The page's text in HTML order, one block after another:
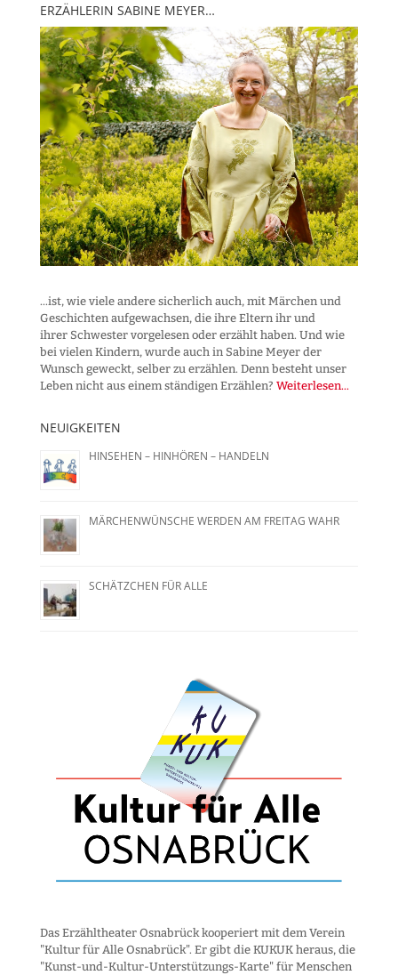
ERZÄHLERIN SABINE MEYER…
...ist, wie viele andere sicherlich auch, mit Märchen und
Geschichten aufgewachsen, die ihre Eltern ihr und
ihrer Schwester vorgelesen oder erzählt haben. Und wie
bei vielen Kindern, wurde auch in Sabine Meyer der
Wunsch geweckt, selber zu erzählen. Denn besteht unser
Leben nicht aus einem ständigen Erzählen? Weiterlesen...
NEUIGKEITEN
HINSEHEN – HINHÖREN – HANDELN
MÄRCHENWÜNSCHE WERDEN AM FREITAG WAHR
SCHÄTZCHEN FÜR ALLE
Das Erzähltheater Osnabrück kooperiert mit dem Verein
"Kultur für Alle Osnabrück". Er gibt die KUKUK heraus, die
"Kunst-und-Kultur-Unter­stützungs-Karte" für Menschen